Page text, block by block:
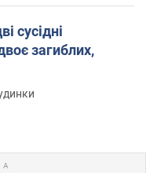
сусідні
загиблих,